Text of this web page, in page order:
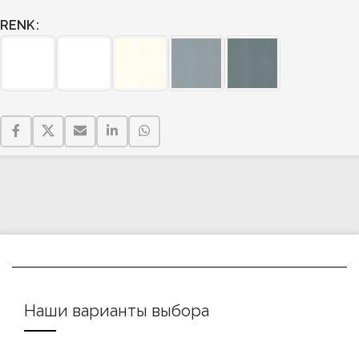
RENK
Наши варианты выбора